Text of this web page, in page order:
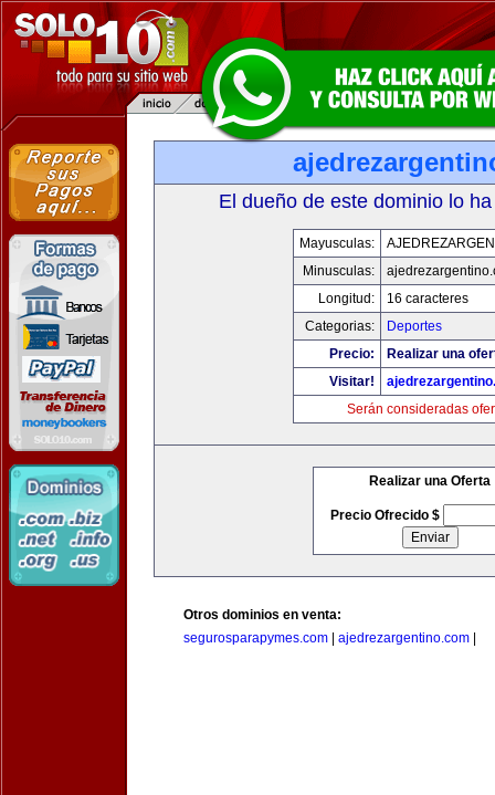
El dueño de este dominio lo
Mayusculas:
Minusculas:
Longitud:
16 caracteres
Categorias:
Deportes
Precio:
Realizar una
Visitar!
Serán consideradas
Realizar una Oferta
Precio Ofrecido $
Otros dominios en venta:
segurosparapymes.com
ajedrezargentino.com